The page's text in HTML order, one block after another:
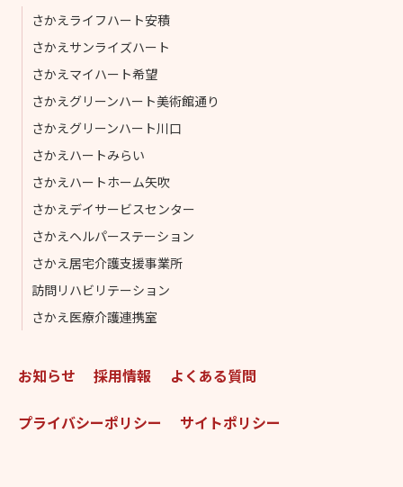
さかえライフハート安積
さかえサンライズハート
さかえマイハート希望
さかえグリーンハート美術館通り
さかえグリーンハート川口
さかえハートみらい
さかえハートホーム矢吹
さかえデイサービスセンター
さかえヘルパーステーション
さかえ居宅介護支援事業所
訪問リハビリテーション
さかえ医療介護連携室
お知らせ 採用情報 よくある質問
プライバシーポリシー サイトポリシー